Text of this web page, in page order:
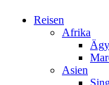
Reisen
Afrika
Asien